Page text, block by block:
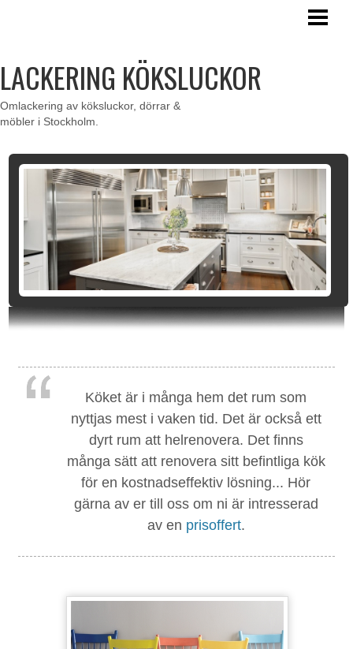
KÖKSLUCKOR
LACKERING DÖRRAR
KONTAKT
LACKERING KÖKSLUCKOR
Omlackering av köksluckor, dörrar &
möbler i Stockholm.
Köket är i många hem det rum som
nyttjas mest i vaken tid. Det är också ett
dyrt rum att helrenovera. Det finns
många sätt att renovera sitt befintliga kök
för en kostnadseffektiv lösning... Hör
gärna av er till oss om ni är intresserad
av en prisoffert.